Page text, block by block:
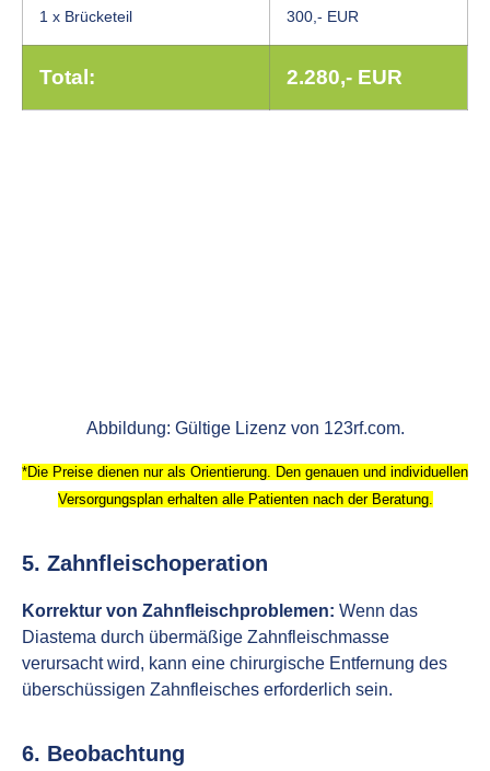
1 x Brücketeil 300,- EUR
Total: 2.280,- EUR
Abbildung: Gültige Lizenz von 123rf.com.
*Die Preise dienen nur als Orientierung. Den genauen und individuellen
Versorgungsplan erhalten alle Patienten nach der Beratung.
5. Zahnfleischoperation
Korrektur von Zahnfleischproblemen: Wenn das
Diastema durch übermäßige Zahnfleischmasse
verursacht wird, kann eine chirurgische Entfernung des
überschüssigen Zahnfleisches erforderlich sein.
6. Beobachtung